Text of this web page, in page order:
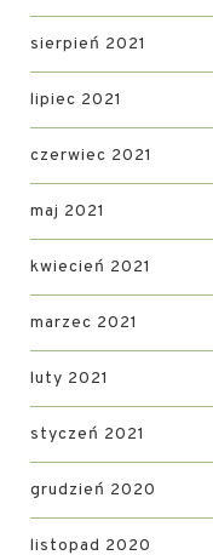
sierpień 2021
lipiec 2021
czerwiec 2021
maj 2021
kwiecień 2021
marzec 2021
luty 2021
styczeń 2021
grudzień 2020
listopad 2020